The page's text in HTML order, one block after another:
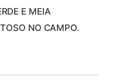
E MEIA
NO CAMPO.